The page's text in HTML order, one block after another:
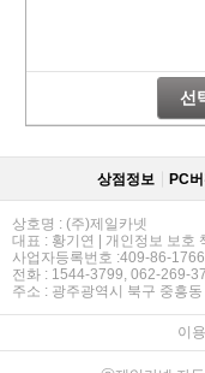
선
상점정보 PC
상호명 : (주)제일카넷
대표 : 황기연 | 개인정보 보호
사업자등록번호 :409-86-
전화 : 1544-3799, 062-269-
주소 : 광주광역시 북구 중흥
이